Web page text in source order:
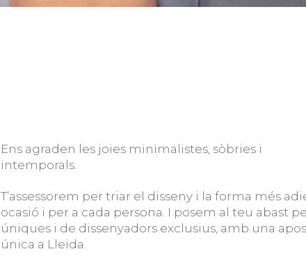
Ens agraden les joies minimalistes, sòbries i
intemporals.
T’assessorem per triar el disseny i la forma més
ocasió i per a cada persona. I posem al teu abast
úniques i de dissenyadors exclusius, amb una
única a Lleida.